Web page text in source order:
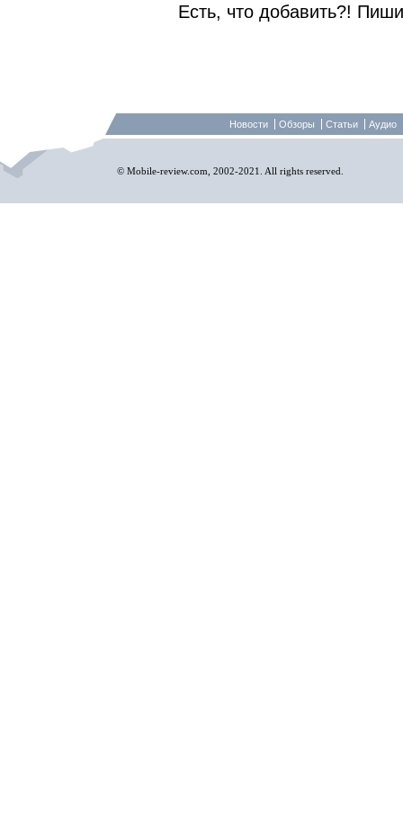
Есть, что добавить?!
Новости Обзоры Статьи Аудио
© Mobile-review.com, 2002-2021. All rights reserved.